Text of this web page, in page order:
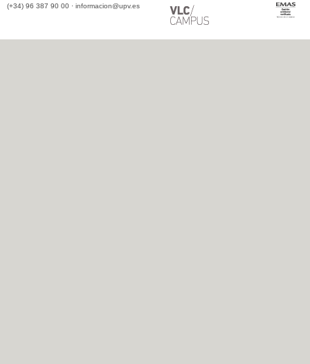
(+34) 96 387 90 00 · informacion@upv.es